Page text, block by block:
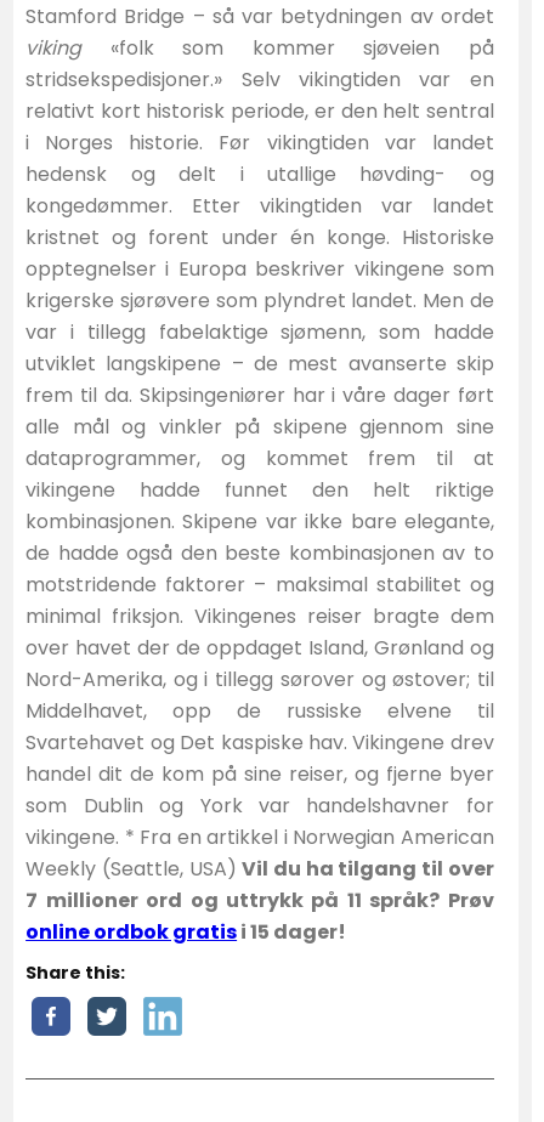
Stamford Bridge – så var betydningen av ordet
viking «folk som kommer sjøveien på
stridsekspedisjoner.» Selv vikingtiden var en
relativt kort historisk periode, er den helt sentral
i Norges historie. Før vikingtiden var landet
hedensk og delt i utallige høvding- og
kongedømmer. Etter vikingtiden var landet
kristnet og forent under én konge. Historiske
opptegnelser i Europa beskriver vikingene som
krigerske sjørøvere som plyndret landet. Men de
var i tillegg fabelaktige sjømenn, som hadde
utviklet langskipene – de mest avanserte skip
frem til da. Skipsingeniører har i våre dager ført
alle mål og vinkler på skipene gjennom sine
dataprogrammer, og kommet frem til at
vikingene hadde funnet den helt riktige
kombinasjonen. Skipene var ikke bare elegante,
de hadde også den beste kombinasjonen av to
motstridende faktorer – maksimal stabilitet og
minimal friksjon. Vikingenes reiser bragte dem
over havet der de oppdaget Island, Grønland og
Nord-Amerika, og i tillegg sørover og østover; til
Middelhavet, opp de russiske elvene til
Svartehavet og Det kaspiske hav. Vikingene drev
handel dit de kom på sine reiser, og fjerne byer
som Dublin og York var handelshavner for
vikingene. * Fra en artikkel i Norwegian American
Weekly (Seattle, USA)Vil du ha tilgang til over
7 millioner ord og uttrykk på 11 språk? Prøv
online ordbok gratisi 15 dager!
Share this: